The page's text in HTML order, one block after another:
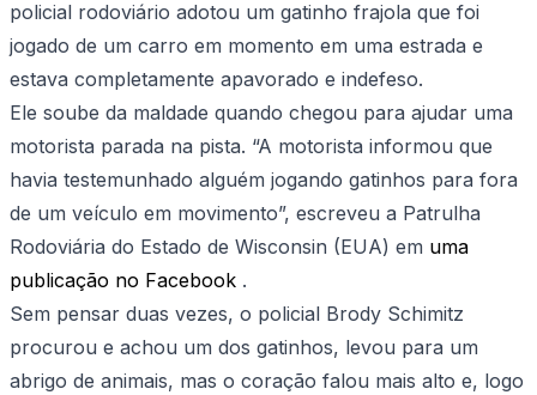
policial rodoviário adotou um gatinho frajola que foi
jogado de um carro em momento em uma estrada e
estava completamente apavorado e indefeso.
Ele soube da maldade quando chegou para ajudar uma
motorista parada na pista. “A motorista informou que
havia testemunhado alguém jogando gatinhos para fora
de um veículo em movimento”, escreveu a Patrulha
Rodoviária do Estado de Wisconsin (EUA) em uma
publicação no Facebook .
Sem pensar duas vezes, o policial Brody Schimitz
procurou e achou um dos gatinhos, levou para um
abrigo de animais, mas o coração falou mais alto e, logo